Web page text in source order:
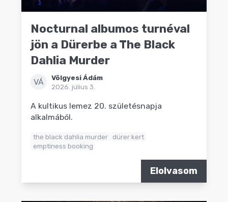
Nocturnal albumos turnéval
jön a Dürerbe a The Black
Dahlia Murder
VÁ
Völgyesi Ádám
2026. július 3.
A kultikus lemez 20. születésnapja
alkalmából.
the black dahlia murder
dürer kert
emptiness booking
Elolvasom